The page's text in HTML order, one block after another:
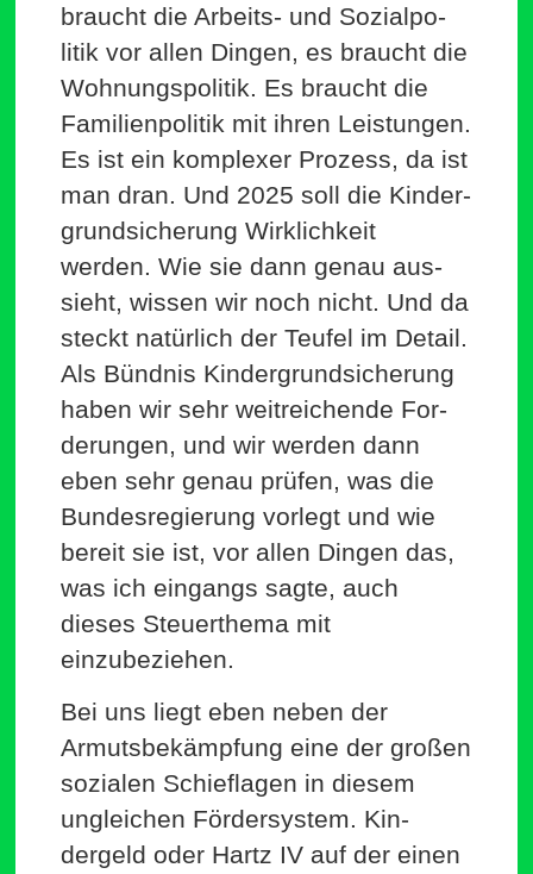
braucht die Arbeits- und Sozi­al­po­
litik vor allen Dingen, es braucht die
Woh­nungs­po­litik. Es braucht die
Fami­li­en­po­litik mit ihren Leis­tungen.
Es ist ein kom­plexer Prozess, da ist
man dran. Und 2025 soll die Kin­der­
grund­si­cherung Wirk­lichkeit
werden. Wie sie dann genau aus­
sieht, wissen wir noch nicht. Und da
steckt natürlich der Teufel im Detail.
Als Bündnis Kin­der­grund­si­cherung
haben wir sehr weit­rei­chende For­
de­rungen, und wir werden dann
eben sehr genau prüfen, was die
Bun­des­re­gierung vorlegt und wie
bereit sie ist, vor allen Dingen das,
was ich ein­gangs sagte, auch
dieses Steu­er­thema mit
einzubeziehen.
Bei uns liegt eben neben der
Armuts­be­kämpfung eine der großen
sozialen Schief­lagen in diesem
ungleichen För­der­system. Kin­
dergeld oder Hartz IV auf der einen